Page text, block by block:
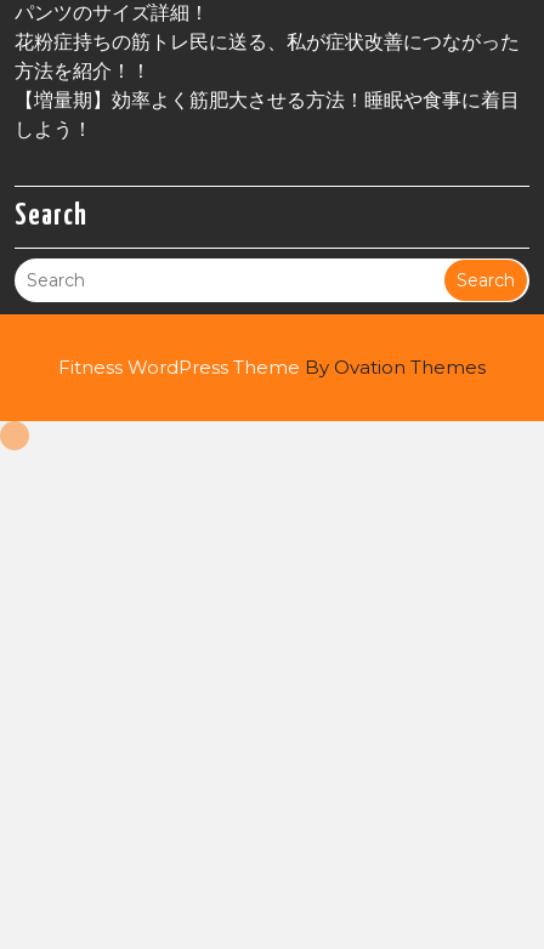
パンツのサイズ詳細！
花粉症持ちの筋トレ民に送る、私が症状改善につながった
方法を紹介！！
【増量期】効率よく筋肥大させる方法！睡眠や食事に着目
しよう！
Search
Search
Fitness WordPress Theme By Ovation Themes